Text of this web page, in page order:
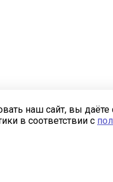
наш сайт, вы
в соответствии с